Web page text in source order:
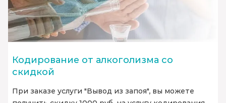
Кодирование от алкоголизма со
скидкой
При заказе услуги "Вывод из запоя", вы можете